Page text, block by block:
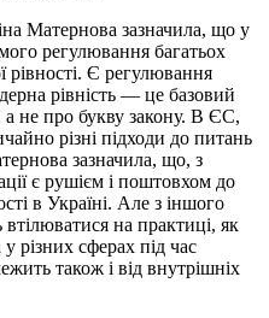
Матернова зазначила, що у
регулювання багатьох
рівності. Є регулювання
рівність — це базовий
не про букву закону. В ЄС,
різні підходи до питань
зазначила, що, з
є рушієм і поштовхом до
в Україні. Але з іншого
на практиці, як
у різних сферах під час
також і від внутрішніх